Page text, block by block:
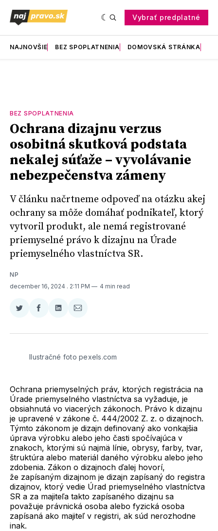
Vybrať predplatné
NAJNOVŠIE BEZ SPOPLATNENIA DOMOVSKÁ STRÁNKA
BEZ SPOPLATNENIA
Ochrana dizajnu verzus
osobitná skutková podstata
nekalej súťaže – vyvolávanie
nebezpečenstva zámeny
V článku načrtneme odpoveď na otázku akej
ochrany sa môže domáhať podnikateľ, ktorý
vytvoril produkt, ale nemá registrované
priemyselné právo k dizajnu na Úrade
priemyselného vlastníctva SR.
NP
december 16, 2024 . 2:11 PM 4 min read
Zdieľať
Twitter
Zdieľať
Facebooku
Zdieľať
LinkedIne
Zdieľať
E-
Ilustračné foto pexels.com
Ochrana priemyselných práv, ktorých registrácia na
Úrade priemyselného vlastníctva sa vyžaduje, je
obsiahnutá vo viacerých zákonoch. Právo k dizajnu
je upravené v zákone č. 444/2002 Z. z. o dizajnoch.
Týmto zákonom je dizajn definovaný ako vonkajšia
úprava výrobku alebo jeho časti spočívajúca v
znakoch, ktorými sú najmä línie, obrysy, farby, tvar,
štruktúra alebo materiál daného výrobku alebo jeho
zdobenia. Zákon o dizajnoch ďalej hovorí,
že zapísaným dizajnom je dizajn zapísaný do registra
dizajnov, ktorý vedie Úrad priemyselného vlastníctva
SR a za majiteľa takto zapísaného dizajnu sa
považuje právnická osoba alebo fyzická osoba
zapísaná ako majiteľ v registri, ak súd nerozhodne
inak.